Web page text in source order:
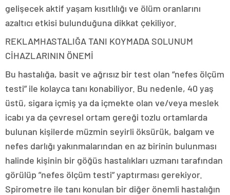
gelişecek aktif yaşam kısıtlılığı ve ölüm oranlarını
azaltıcı etkisi bulunduğuna dikkat çekiliyor.
REKLAMHASTALIĞA TANI KOYMADA SOLUNUM
CİHAZLARININ ÖNEMİ
Bu hastalığa, basit ve ağrısız bir test olan “nefes ölçüm
testi” ile kolayca tanı konabiliyor. Bu nedenle, 40 yaş
üstü, sigara içmiş ya da içmekte olan ve/veya meslek
icabı ya da çevresel ortam gereği tozlu ortamlarda
bulunan kişilerde müzmin seyirli öksürük, balgam ve
nefes darlığı yakınmalarından en az birinin bulunması
halinde kişinin bir göğüs hastalıkları uzmanı tarafından
görülüp ”nefes ölçüm testi” yaptırması gerekiyor.
Spirometre ile tanı konulan bir diğer önemli hastalığın